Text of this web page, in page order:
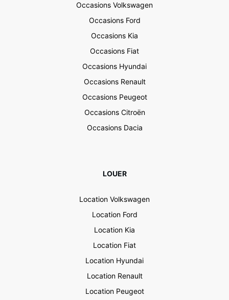
Occasions Volkswagen
Occasions Ford
Occasions Kia
Occasions Fiat
Occasions Hyundai
Occasions Renault
Occasions Peugeot
Occasions Citroën
Occasions Dacia
LOUER
Location Volkswagen
Location Ford
Location Kia
Location Fiat
Location Hyundai
Location Renault
Location Peugeot